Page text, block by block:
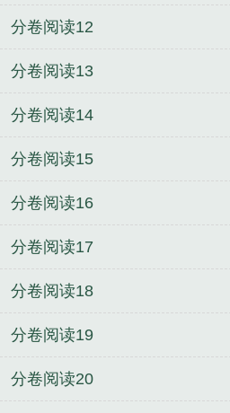
分卷阅读12
分卷阅读13
分卷阅读14
分卷阅读15
分卷阅读16
分卷阅读17
分卷阅读18
分卷阅读19
分卷阅读20